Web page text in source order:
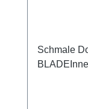
Schmale